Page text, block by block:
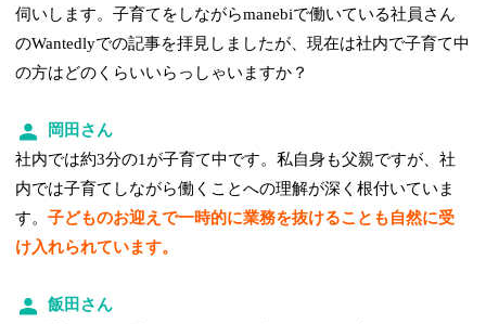
伺いします。子育てをしながらmanebiで働いている社員さん
のWantedlyでの記事を拝見しましたが、現在は社内で子育て中
の方はどのくらいいらっしゃいますか？
岡田さん
社内では約3分の1が子育て中です。私自身も父親ですが、社
内では子育てしながら働くことへの理解が深く根付いていま
す。子どものお迎えで一時的に業務を抜けることも自然に受
け入れられています。
飯田さん